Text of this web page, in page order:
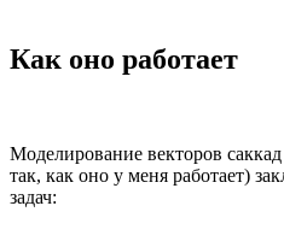
Как оно работает
Моделирование векторов
так, как оно у меня работает)
задач: